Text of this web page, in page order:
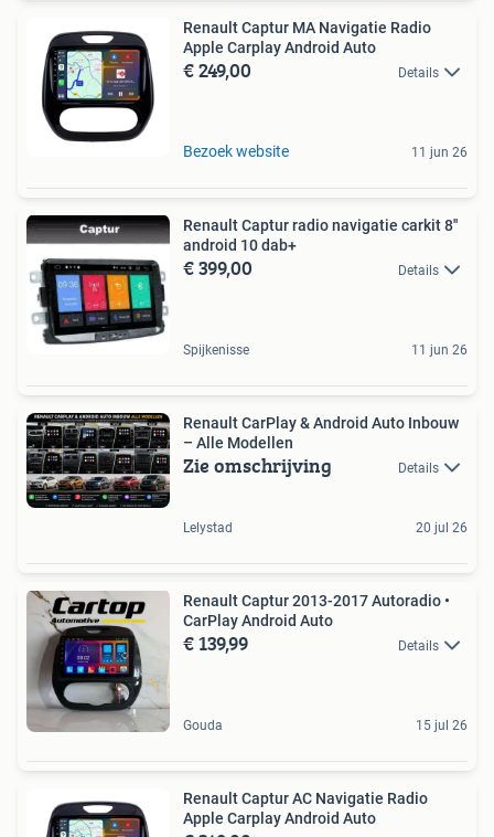
Renault Captur MA Navigatie Radio
Apple Carplay Android Auto
€ 249,00 Details
Bezoek website 11 jun 26
Renault Captur radio navigatie carkit 8''
android 10 dab+
€ 399,00 Details
Spijkenisse 11 jun 26
Renault CarPlay & Android Auto Inbouw
– Alle Modellen
Zie omschrijving Details
Lelystad 20 jul 26
Renault Captur 2013-2017 Autoradio •
CarPlay Android Auto
€ 139,99 Details
Gouda 15 jul 26
Renault Captur AC Navigatie Radio
Apple Carplay Android Auto